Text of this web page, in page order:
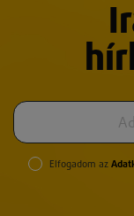
Elfogadom az